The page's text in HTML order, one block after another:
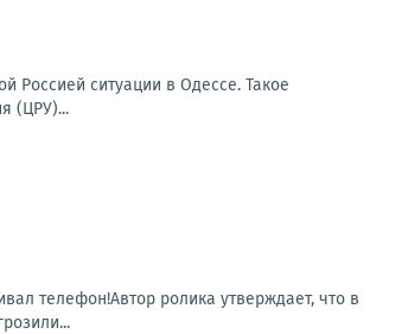
Россией ситуации в Одессе. Такое
(ЦРУ)...
телефон!Автор ролика утверждает, что в